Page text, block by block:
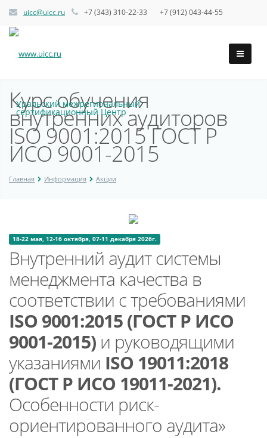
uicc@uicc.ru +7 (343) 310-22-33 +7 (912) 043-44-55
Уральский межрегиональный
сертификационный Центр
Курс обучения
внутренних аудиторов
ISO 9001:2015 ГОСТ Р
ИСО 9001-2015
Главная Информация Акции
18-22 мая, 12-16 октября, 07-11 декабря 2026г.
Внутренний аудит системы
менеджмента качества в
соответствии с требованиями
ISO 9001:2015 (ГОСТ Р ИСО
9001-2015) и руководящими
указаниями ISO 19011:2018
(ГОСТ Р ИСО 19011-2021).
Особенности риск-
ориентированного аудита»